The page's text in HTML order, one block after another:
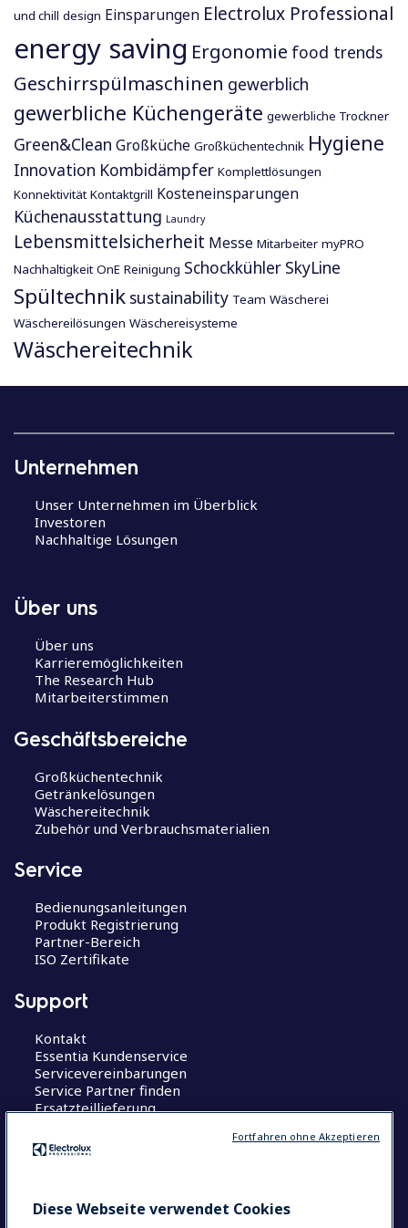
und chill design Einsparungen Electrolux Professional
energy saving Ergonomie food trends
Geschirrspülmaschinen gewerblich
gewerbliche Küchengeräte gewerbliche Trockner
Green&Clean Großküche Großküchentechnik Hygiene
Innovation Kombidämpfer Komplettlösungen
Konnektivität Kontaktgrill Kosteneinsparungen
Küchenausstattung Laundry
Lebensmittelsicherheit Messe Mitarbeiter myPRO
Nachhaltigkeit OnE Reinigung Schockkühler SkyLine
Spültechnik sustainability Team Wäscherei
Wäschereilösungen Wäschereisysteme
Wäschereitechnik
e
i
t
a
i
o
Unternehmen
Unser Unternehmen im Überblick
Investoren
Nachhaltige Lösungen
Über uns
Über uns
Karrieremöglichkeiten
The Research Hub
Mitarbeiterstimmen
Geschäftsbereiche
Großküchentechnik
Getränkelösungen
Wäschereitechnik
Zubehör und Verbrauchsmaterialien
Service
Bedienungsanleitungen
Produkt Registrierung
Partner-Bereich
ISO Zertifikate
Support
Kontakt
Essentia Kundenservice
Servicevereinbarungen
Service Partner finden
Ersatzteillieferung
Wissenswertes
The Research Hub
Diese Webseite verwendet Cookies
Fortfahren ohne Akzeptieren